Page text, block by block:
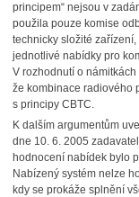
principem“ nejsou v
použila pouze komise
technicky složité
jednotlivé nabídky pro
V rozhodnutí o
že kombinace radiového
s principy CBTC.
K dalším argumentům
dne 10. 6. 2005
hodnocení nabídek bylo
Nabízený systém nelze
kdy se prokáže splnění